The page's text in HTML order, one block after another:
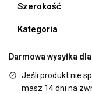
Szerokość
Kategoria
Darmowa wysyłka
Jeśli produkt nie
masz 14 dni na